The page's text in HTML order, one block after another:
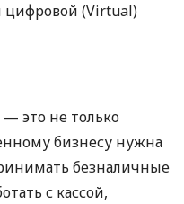
цифровой (Virtual)
это не только
бизнесу нужна
безналичные
с кассой,